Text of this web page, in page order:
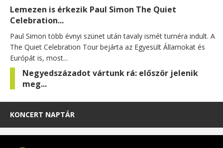
Lemezen is érkezik Paul Simon The Quiet
Celebration...
Paul Simon több évnyi szünet után tavaly ismét turnéra indult. A
The Quiet Celebration Tour bejárta az Egyesült Államokat és
Európát is, most...
Negyedszázadot vártunk rá: először jelenik
meg...
KONCERT NAPTÁR